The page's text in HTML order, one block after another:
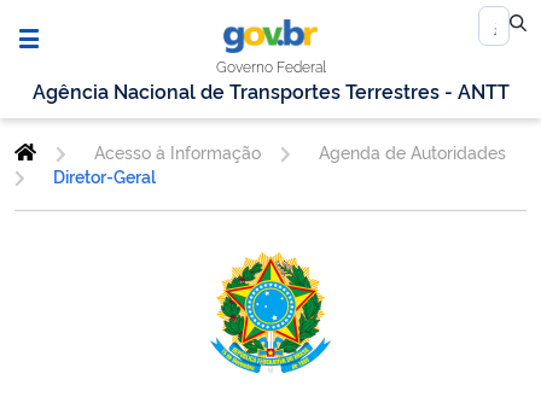
Governo Federal
Agência Nacional de Transportes Terrestres - ANTT
Acesso à Informação
Agenda de Autoridades
Diretor-Geral